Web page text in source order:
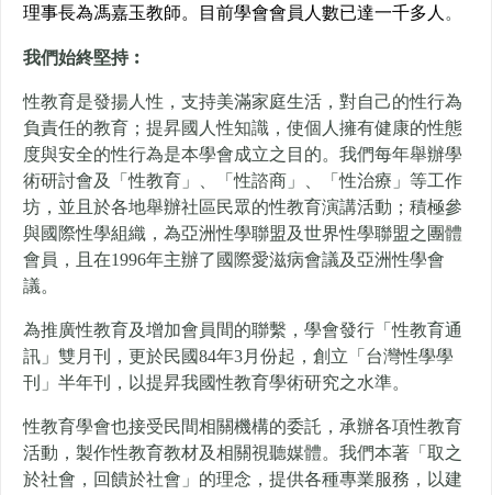
理事長為馮嘉玉教師。目前學會會員人數已達一千多人 。
我們始終堅持︰
性教育是發揚人性，支持美滿家庭生活，對自己的性行為
負責任的教育；提昇國人性知識，使個人擁有健康的性態
度與安全的性行為是本學會成立之目的。我們每年舉辦學
術研討會及「性教育」、「性諮商」、「性治療」等工作
坊，並且於各地舉辦社區民眾的性教育演講活動；積極參
與國際性學組織，為亞洲性學聯盟及世界性學聯盟之團體
會員，且在1996年主辦了國際愛滋病會議及亞洲性學會
議。
為推廣性教育及增加會員間的聯繫，學會發行「性教育通
訊」雙月刊，更於民國84年3月份起，創立「台灣性學學
刊」半年刊，以提昇我國性教育學術研究之水準。
性教育學會也接受民間相關機構的委託，承辦各項性教育
活動，製作性教育教材及相關視聽媒體。我們本著「取之
於社會，回饋於社會」的理念，提供各種專業服務，以建